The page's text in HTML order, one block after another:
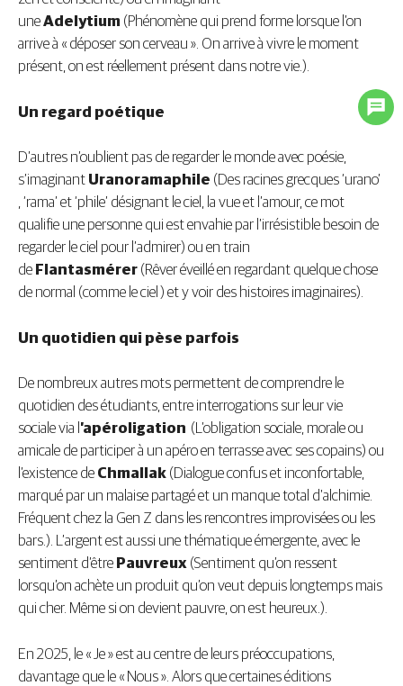
uneAdelytium (Phénomène qui prend forme lorsque l’on
arrive à « déposer son cerveau ». On arrive à vivre le moment
présent, on est réellement présent dans notre vie.).
Un regard poétique
D’autres n’oublient pas de regarder le monde avec poésie,
s’imaginant Uranoramaphile (Des racines grecques ‘urano’
, ‘rama’ et ‘phile’ désignant le ciel, la vue et l’amour, ce mot
qualifie une personne qui est envahie par l’irrésistible besoin de
regarder le ciel pour l’admirer) ou en train
de Flantasmérer (Rêver éveillé en regardant quelque chose
de normal (comme le ciel ) et y voir des histoires imaginaires).
Un quotidien qui pèse parfois
De nombreux autres mots permettent de comprendre le
quotidien des étudiants, entre interrogations sur leur vie
sociale via l ’apéroligation (L’obligation sociale, morale ou
amicale de participer à un apéro en terrasse avec ses copains) ou
l’existence de Chmallak (Dialogue confus et inconfortable,
marqué par un malaise partagé et un manque total d’alchimie.
Fréquent chez la Gen Z dans les rencontres improvisées ou les
bars.). L’argent est aussi une thématique émergente, avec le
sentiment d’être Pauvreux (Sentiment qu’on ressent
lorsqu’on achète un produit qu’on veut depuis longtemps mais
qui cher. Même si on devient pauvre, on est heureux.).
En 2025, le « Je » est au centre de leurs préoccupations,
davantage que le « Nous ». Alors que certaines éditions